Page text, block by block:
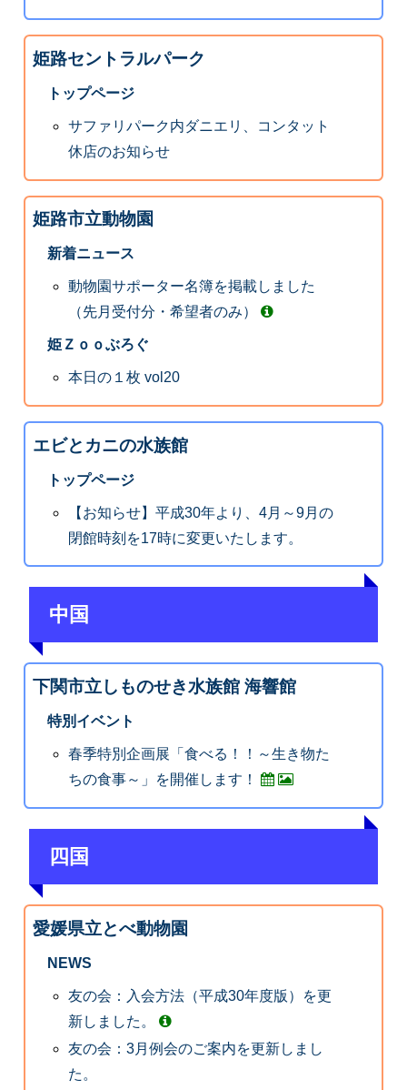
姫路セントラルパーク
トップページ
サファリパーク内ダニエリ、コンタット
休店のお知らせ
姫路市立動物園
新着ニュース
動物園サポーター名簿を掲載しました
（先月受付分・希望者のみ）
姫Ｚｏｏぶろぐ
本日の１枚 vol20
エビとカニの水族館
トップページ
【お知らせ】平成30年より、4月～9月の
閉館時刻を17時に変更いたします。
中国
下関市立しものせき水族館 海響館
特別イベント
春季特別企画展「食べる！！～生き物た
ちの食事～」を開催します！
四国
愛媛県立とべ動物園
NEWS
友の会：入会方法（平成30年度版）を更
新しました。
友の会：3月例会のご案内を更新しまし
た。